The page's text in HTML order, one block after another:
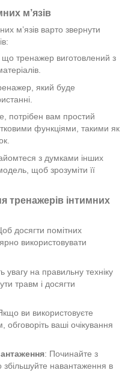
м’язів
м’язів варто звернути
тренажер виготовлений з
який буде
потрібен вам простий
функціями, такими як
з думками інших
щоб зрозуміти її
тренажерів інтимних
досягти помітних
використовувати
увагу на правильну техніку
травм і досягти
ви використовуєте
ваші очікування
: Починайте з
збільшуйте навантаження в